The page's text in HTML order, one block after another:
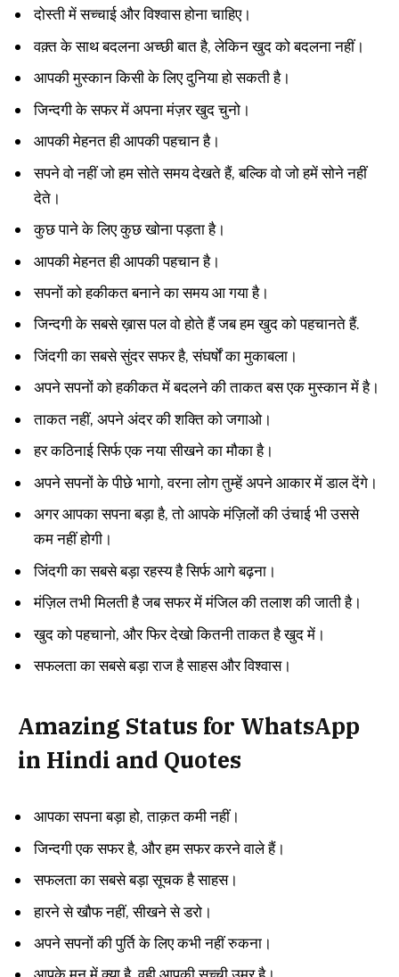
दोस्ती में सच्चाई और विश्वास होना चाहिए।
वक़्त के साथ बदलना अच्छी बात है, लेकिन खुद को बदलना नहीं।
आपकी मुस्कान किसी के लिए दुनिया हो सकती है।
जिन्दगी के सफर में अपना मंज़र खुद चुनो।
आपकी मेहनत ही आपकी पहचान है।
सपने वो नहीं जो हम सोते समय देखते हैं, बल्कि वो जो हमें सोने नहीं
देते।
कुछ पाने के लिए कुछ खोना पड़ता है।
आपकी मेहनत ही आपकी पहचान है।
सपनों को हकीकत बनाने का समय आ गया है।
जिन्दगी के सबसे ख़ास पल वो होते हैं जब हम खुद को पहचानते हैं.
जिंदगी का सबसे सुंदर सफर है, संघर्षों का मुकाबला।
अपने सपनों को हकीकत में बदलने की ताकत बस एक मुस्कान में है।
ताकत नहीं, अपने अंदर की शक्ति को जगाओ।
हर कठिनाई सिर्फ एक नया सीखने का मौका है।
अपने सपनों के पीछे भागो, वरना लोग तुम्हें अपने आकार में डाल देंगे।
अगर आपका सपना बड़ा है, तो आपके मंज़िलों की उंचाई भी उससे
कम नहीं होगी।
जिंदगी का सबसे बड़ा रहस्य है सिर्फ आगे बढ़ना।
मंज़िल तभी मिलती है जब सफर में मंजिल की तलाश की जाती है।
खुद को पहचानो, और फिर देखो कितनी ताकत है खुद में।
सफलता का सबसे बड़ा राज है साहस और विश्वास।
Amazing Status for WhatsApp
in Hindi and Quotes
आपका सपना बड़ा हो, ताक़त कमी नहीं।
जिन्दगी एक सफर है, और हम सफर करने वाले हैं।
सफलता का सबसे बड़ा सूचक है साहस।
हारने से खौफ नहीं, सीखने से डरो।
अपने सपनों की पुर्ति के लिए कभी नहीं रुकना।